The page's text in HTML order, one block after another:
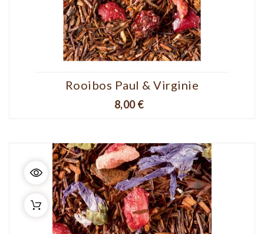
Rooibos Paul & Virginie
Prix
8,00 €